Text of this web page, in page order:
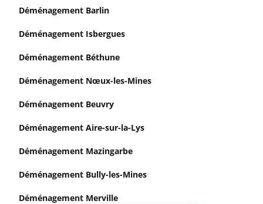
Déménagement Barlin
Déménagement Isbergues
Déménagement Béthune
Déménagement Nœux-les-Mines
Déménagement Beuvry
Déménagement Aire-sur-la-Lys
Déménagement Mazingarbe
Déménagement Bully-les-Mines
Déménagement Merville